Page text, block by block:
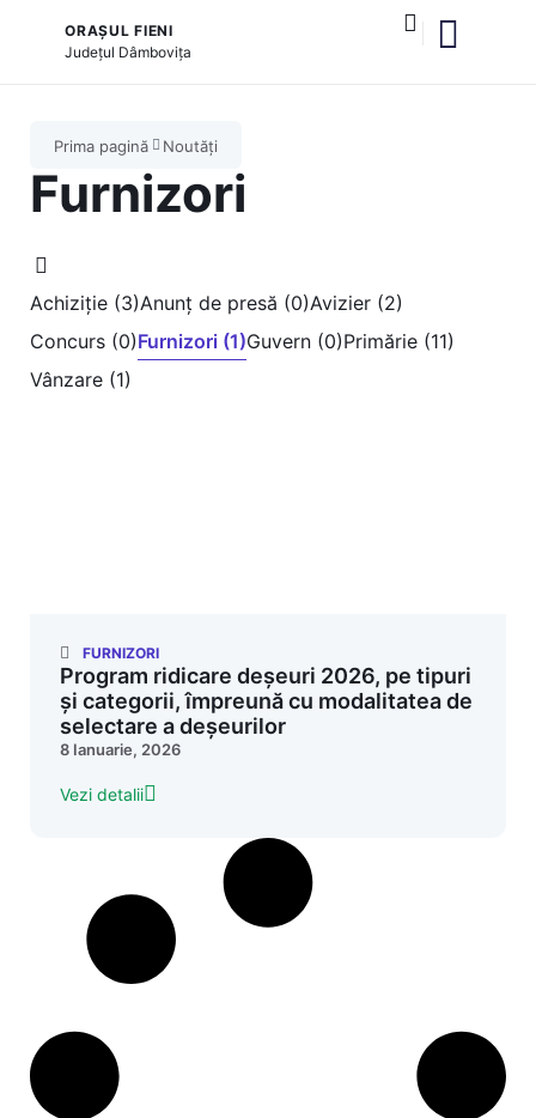
ORAȘUL FIENI
Județul Dâmbovița
Prima pagină Noutăți
Furnizori
Achiziție (3)Anunț de presă (0)Avizier (2)
Concurs (0)Furnizori (1)Guvern (0)Primărie (11)
Vânzare (1)
FURNIZORI
Program ridicare deșeuri 2026, pe tipuri
și categorii, împreună cu modalitatea de
selectare a deșeurilor
8 Ianuarie, 2026
Vezi detalii